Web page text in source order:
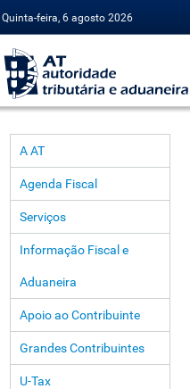
Quinta-feira, 6 agosto 2026
A AT
Agenda Fiscal
Serviços
Informação Fiscal e
Aduaneira
Apoio ao Contribuinte
Grandes Contribuintes
U-Tax